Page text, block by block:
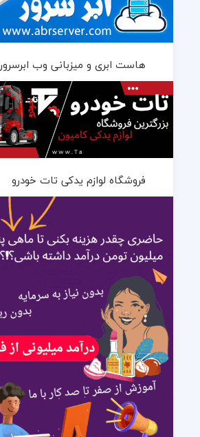
هاست ابری و میزبانی وب ابرسرور
فروشگاه لوازم یدکی تات خودرو